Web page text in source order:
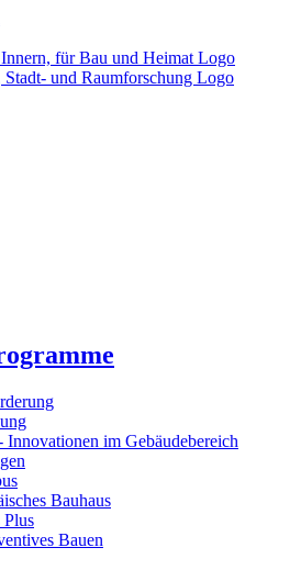
Innovationen im Gebäudebereich
Bauhaus
Plus
Bauen